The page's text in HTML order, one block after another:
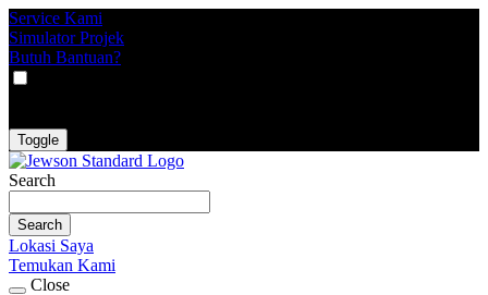
Service Kami
Simulator Projek
Butuh Bantuan?
Toggle
Search
Search
Lokasi Saya
Temukan Kami
Close